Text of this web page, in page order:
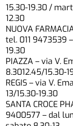
15.30-19.30 /
12.30
NUOVA
tel. 011 9473539
19.30
PIAZZA – via V.
8.3012.45/15.30-
REGIS – via V.
13/15.30-19.30
SANTA CROCE
9400577 – dal